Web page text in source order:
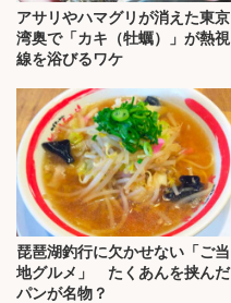
アサリやハマグリが消えた東京
湾奥で「カキ（牡蠣）」が熱視
線を浴びるワケ
琵琶湖釣行に欠かせない「ご当
地グルメ」 たくあんを挟んだ
パンが名物？